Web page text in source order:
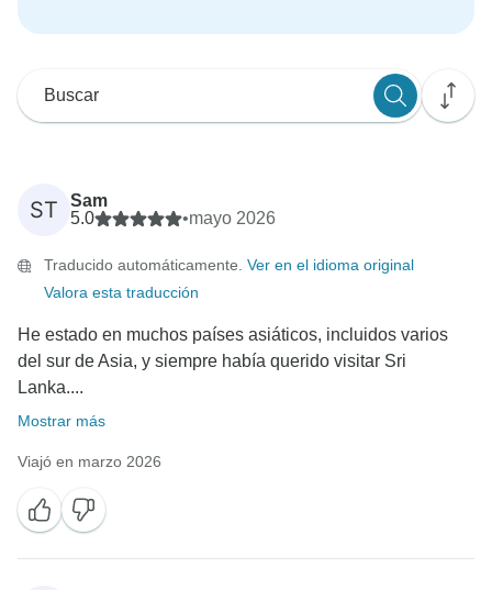
ST
Sam
5.0
•mayo 2026
Traducido automáticamente. Ver en el idioma original
Valora esta traducción
He estado en muchos países asiáticos, incluidos varios
del sur de Asia, y siempre había querido visitar Sri
Lanka....
Mostrar más
Viajó en marzo 2026